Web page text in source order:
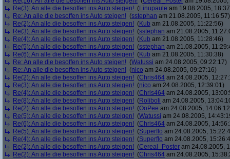
Re(3): An alle die besoffen ins Auto steigen! (Linupaule am 19.08.2005,
Re: An alle die besoffen ins Auto steigen! (sstephan am 21.08.2005, 11:16:57)
Re(2): An alle die besoffen ins Auto steigen! (Kub am 21.08.2005, 11:22:56)
Re(3): An alle die besoffen ins Auto steigen! (sstephan am 21.08.2005,
Re(4): An alle die besoffen ins Auto steigen! (Kub am 21.08.2005, 11:28:46)
Re(5): An alle die besoffen ins Auto steigen! (sstephan am 21.08.2005,
Re(6): An alle die besoffen ins Auto steigen! (Kub am 21.08.2005, 11:30:38)
Re: An alle die besoffen ins Auto steigen! (Watussi am 24.08.2005, 09:22:17)
Re: An alle die besoffen ins Auto steigen! (nico am 24.08.2005, 09:27:16)
Re(2): An alle die besoffen ins Auto steigen! (Chris464 am 24.08.2005,
Re(3): An alle die besoffen ins Auto steigen! (nico am 24.08.2005, 12:39:01)
Re(4): An alle die besoffen ins Auto steigen! (Chris464 am 24.08.2005,
Re(8): An alle die besoffen ins Auto steigen! (Roliboli am 24.08.2005,
Re(2): An alle die besoffen ins Auto steigen! (OoPee am 24.08.2005,
Re(5): An alle die besoffen ins Auto steigen! (Watussi am 24.08.2005,
Re(6): An alle die besoffen ins Auto steigen! (Chris464 am 24.08.2005,
Re(5): An alle die besoffen ins Auto steigen! (Superflo am 24.08.2005,
Re(4): An alle die besoffen ins Auto steigen! (Superflo am 24.08.2005,
Re(2): An alle die besoffen ins Auto steigen! (Cereal_Poster am 24.08.2005,
Re(2): An alle die besoffen ins Auto steigen! (Chris464 am 24.08.2005,